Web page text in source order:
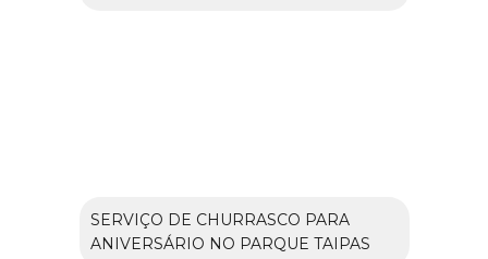
SERVIÇO DE CHURRASCO PARA
ANIVERSÁRIO NO PARQUE TAIPAS